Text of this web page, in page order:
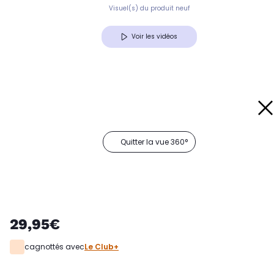
Visuel(s) du produit neuf
Voir les vidéos
Quitter la vue 360°
29,95€
cagnottés avecLe Club+